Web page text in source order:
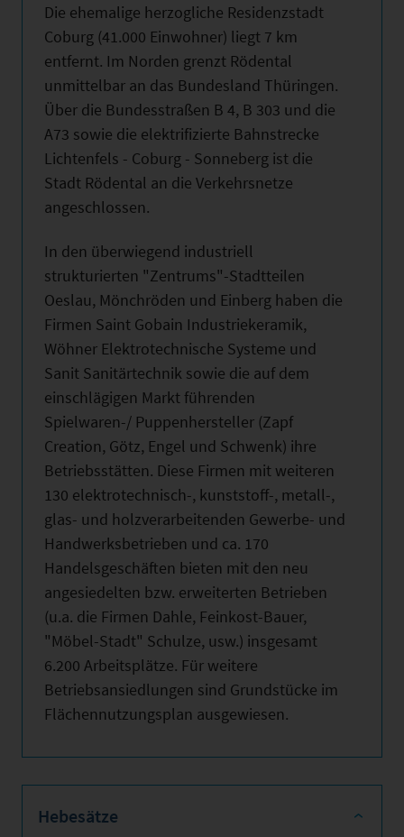
Die ehemalige herzogliche Residenzstadt
Coburg (41.000 Einwohner) liegt 7 km
entfernt. Im Norden grenzt Rödental
unmittelbar an das Bundesland Thüringen.
Über die Bundesstraßen B 4, B 303 und die
A73 sowie die elektrifizierte Bahnstrecke
Lichtenfels - Coburg - Sonneberg ist die
Stadt Rödental an die Verkehrsnetze
angeschlossen.
In den überwiegend industriell
strukturierten "Zentrums"-Stadtteilen
Oeslau, Mönchröden und Einberg haben die
Firmen Saint Gobain Industriekeramik,
Wöhner Elektrotechnische Systeme und
Sanit Sanitärtechnik sowie die auf dem
einschlägigen Markt führenden
Spielwaren-/ Puppenhersteller (Zapf
Creation, Götz, Engel und Schwenk) ihre
Betriebsstätten. Diese Firmen mit weiteren
130 elektrotechnisch-, kunststoff-, metall-,
glas- und holzverarbeitenden Gewerbe- und
Handwerksbetrieben und ca. 170
Handelsgeschäften bieten mit den neu
angesiedelten bzw. erweiterten Betrieben
(u.a. die Firmen Dahle, Feinkost-Bauer,
"Möbel-Stadt" Schulze, usw.) insgesamt
6.200 Arbeitsplätze. Für weitere
Betriebsansiedlungen sind Grundstücke im
Flächennutzungsplan ausgewiesen.
Hebesätze